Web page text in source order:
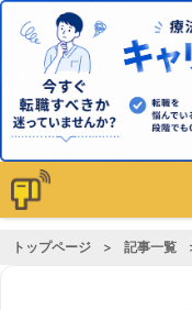
トップページ 記事一覧